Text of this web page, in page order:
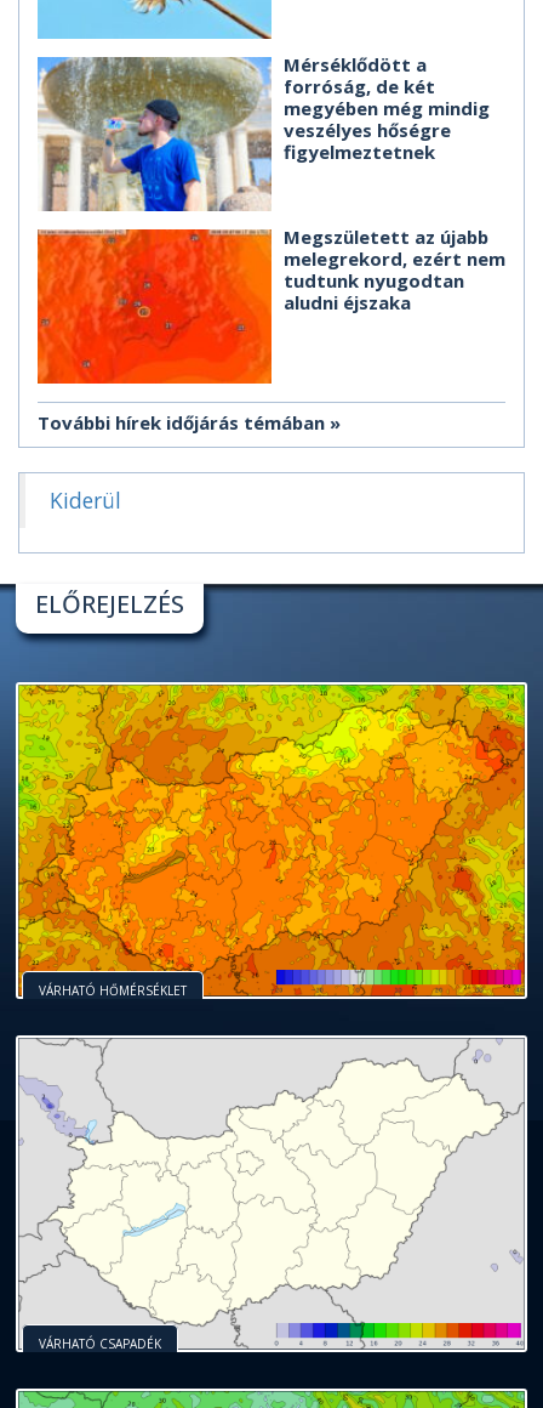
Mérséklődött a
forróság, de két
megyében még mindig
veszélyes hőségre
figyelmeztetnek
Megszületett az újabb
melegrekord, ezért nem
tudtunk nyugodtan
aludni éjszaka
További hírek időjárás témában
Kiderül
ELŐREJELZÉS
VÁRHATÓ HŐMÉRSÉKLET
VÁRHATÓ CSAPADÉK